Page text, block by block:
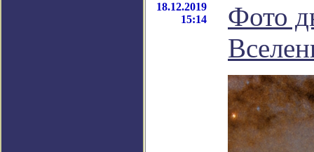
18.12.2019
15:14
Фото